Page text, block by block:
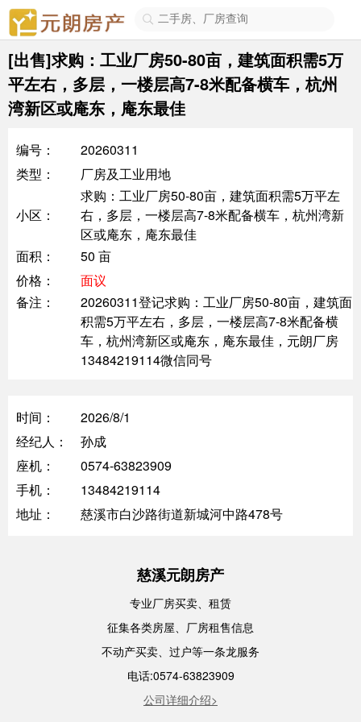

[出售]求购：工业厂房50-80亩，建筑面积需5万
平左右，多层，一楼层高7-8米配备横车，杭州
湾新区或庵东，庵东最佳
编号：
20260311
类型：
厂房及工业用地
小区：
求购：工业厂房50-80亩，建筑面积需5万平左
右，多层，一楼层高7-8米配备横车，杭州湾新
区或庵东，庵东最佳
面积：
50 亩
价格：
面议
备注：
20260311登记求购：工业厂房50-80亩，建筑面
积需5万平左右，多层，一楼层高7-8米配备横
车，杭州湾新区或庵东，庵东最佳，元朗厂房
13484219114微信同号
时间：
2026/8/1
经纪人：
孙成
座机：
0574-63823909
手机：
13484219114
地址：
慈溪市白沙路街道新城河中路478号
慈溪元朗房产
专业厂房买卖、租赁
征集各类房屋、厂房租售信息
不动产买卖、过户等一条龙服务
电话:0574-63823909
公司详细介绍>